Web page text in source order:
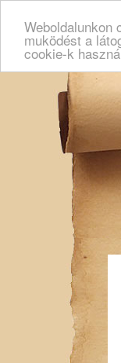
Weboldalunkon
muködést a
cookie-k